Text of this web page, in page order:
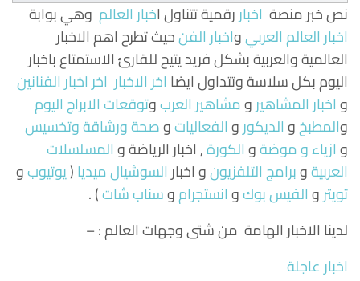
نص خبر منصة اخباررقمية تتناولاخبار العالم وهي بوابة
اخبار العالم العربيواخبار الفنحيث تطرح اهم الاخبار
العالمية والعربية بشكل فريد يتيح للقارئ الاستمتاع باخبار
اليوم بكل سلاسة وتتداول ايضا اخر الاخبار اخر اخبار الفنانين
واخبار المشاهيرومشاهير العربوتوقعات الابراج اليوم
والمطبخوالديكوروالفعالياتوصحة ورشاقة وتخسيس
وازياء و موضةوالكورة, اخبار الرياضة والمسلسلات
العربيةوبرامج التلفزيونو اخبارالسوشيال ميديا(يوتيوبو
تويتروالفيس بوكوانستجراموسناب شات) .
لدينا الاخبار الهامة من شتى وجهات العالم : –
اخبار عاجلة